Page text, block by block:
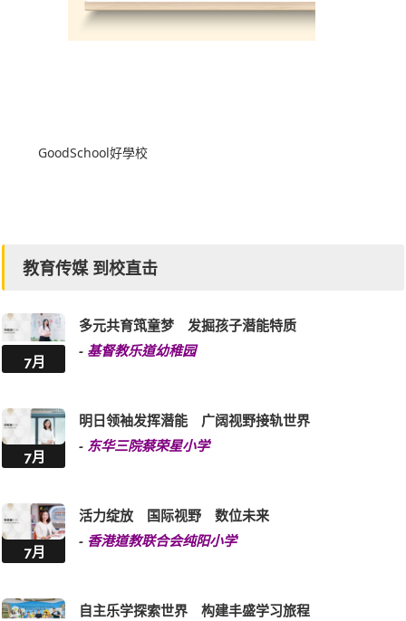
GoodSchool好學校
教育传媒 到校直击
7月
多元共育筑童梦 发掘孩子潜能特质
- 基督教乐道幼稚园
7月
明日领袖发挥潜能 广阔视野接轨世界
- 东华三院蔡荣星小学
7月
活力绽放 国际视野 数位未来
- 香港道教联合会纯阳小学
自主乐学探索世界 构建丰盛学习旅程